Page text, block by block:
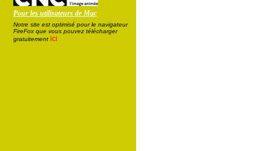
Pour les utilisateurs de Mac
Notre site est optimisé pour le navigateur
FireFox que vous pouvez télécharger
gratuitement ici